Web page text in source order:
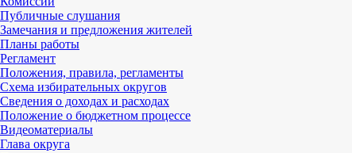
Публичные слушания
Замечания и предложения жителей
Планы работы
Регламент
Положения, правила, регламенты
Схема избирательных округов
Сведения о доходах и расходах
Положение о бюджетном процессе
Видеоматериалы
Глава округа